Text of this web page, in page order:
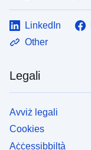
LinkedIn
Other
Legali
Avviż legali
Cookies
Aċċessibbiltà